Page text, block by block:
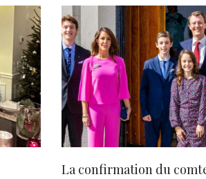
La confirmation du